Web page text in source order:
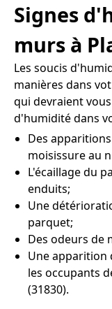
Signes
murs à
Les soucis
manières dans
qui devraient
d'humidité dans
Des
moisissure au
L'écaillage du
enduits;
Une
parquet;
Des odeurs de
Une apparition
les occupants
(31830).